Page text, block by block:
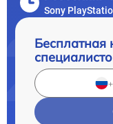
Sony
Бесплатная